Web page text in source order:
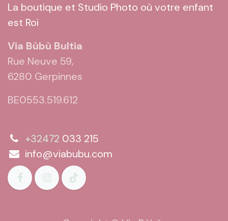
La boutique et Studio Photo où votre enfant
est Roi
Via Bùbù Bultia
Rue Neuve 59,
6280 Gerpinnes
BE0553.519.612
+32472 033 215
info@viabubu.com